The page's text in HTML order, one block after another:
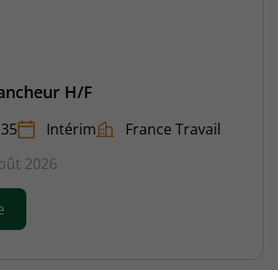
H/F
Intérim
France Travail
2026